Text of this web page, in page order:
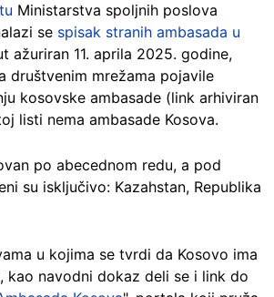
Ministarstva spoljnih poslova
se spisak stranih ambasada u
ažuriran 11. aprila 2025. godine,
društvenim mrežama pojavile
kosovske ambasade (link arhiviran
listi nema ambasade Kosova.
po abecednom redu, a pod
su isključivo: Kazahstan, Republika
u kojima se tvrdi da Kosovo ima
kao navodni dokaz deli se i link do